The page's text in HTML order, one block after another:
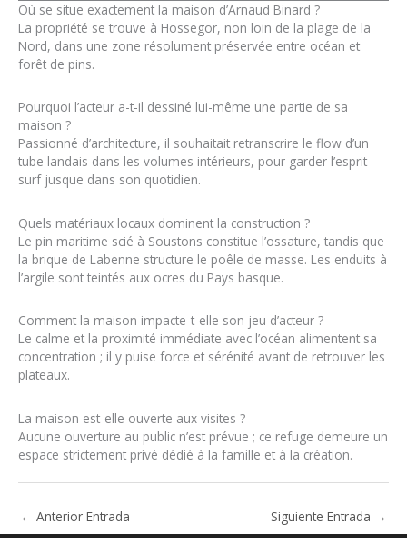
Où se situe exactement la maison d’Arnaud Binard ?
La propriété se trouve à Hossegor, non loin de la plage de la
Nord, dans une zone résolument préservée entre océan et
forêt de pins.
Pourquoi l’acteur a-t-il dessiné lui-même une partie de sa
maison ?
Passionné d’architecture, il souhaitait retranscrire le flow d’un
tube landais dans les volumes intérieurs, pour garder l’esprit
surf jusque dans son quotidien.
Quels matériaux locaux dominent la construction ?
Le pin maritime scié à Soustons constitue l’ossature, tandis que
la brique de Labenne structure le poêle de masse. Les enduits à
l’argile sont teintés aux ocres du Pays basque.
Comment la maison impacte-t-elle son jeu d’acteur ?
Le calme et la proximité immédiate avec l’océan alimentent sa
concentration ; il y puise force et sérénité avant de retrouver les
plateaux.
La maison est-elle ouverte aux visites ?
Aucune ouverture au public n’est prévue ; ce refuge demeure un
espace strictement privé dédié à la famille et à la création.
← Anterior Entrada Siguiente Entrada →